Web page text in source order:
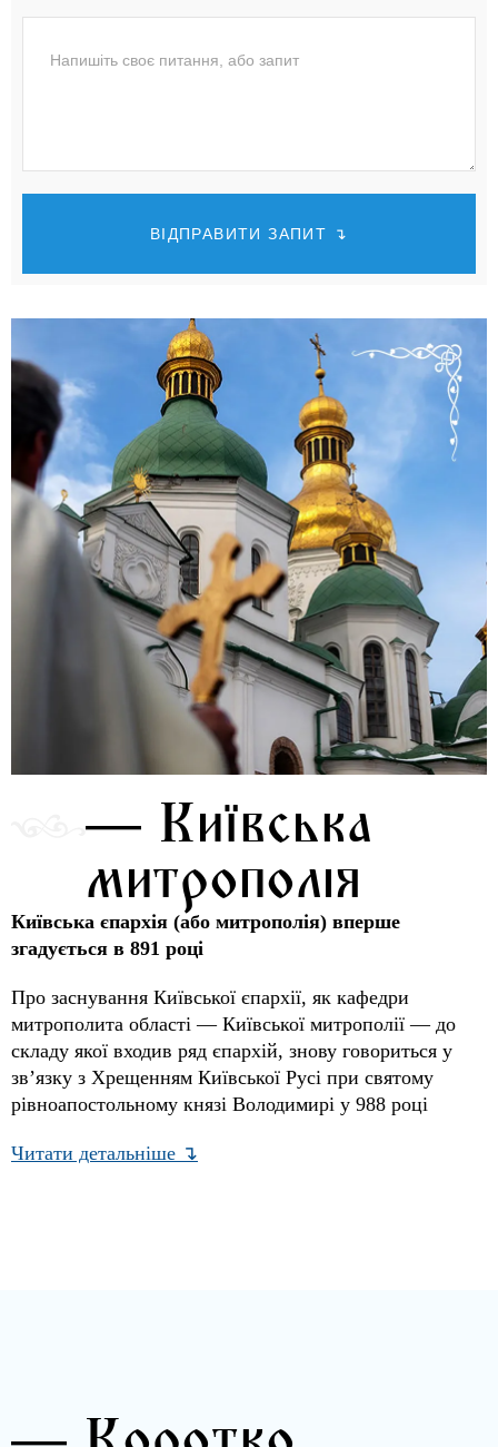
ВІДПРАВИТИ ЗАПИТ ↴
— Київська
митрополія
Київська єпархія (або митрополія) вперше
згадується в 891 році
Про заснування Київської єпархії, як кафедри
митрополита області — Київської митрополії — до
складу якої входив ряд єпархій, знову говориться у
зв’язку з Хрещенням Київської Русі при святому
рівноапостольному князі Володимирі у 988 році
Читати детальніше ↴